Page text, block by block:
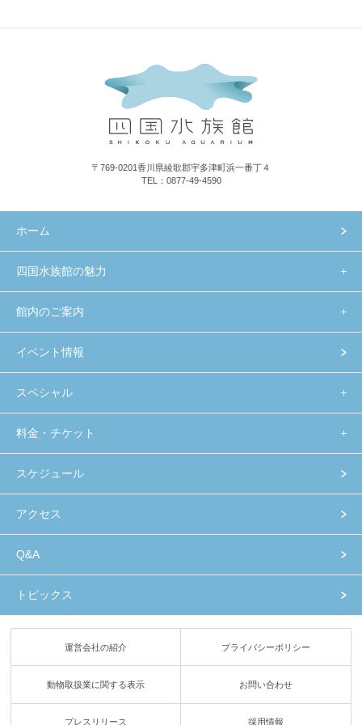
〒769-0201香川県綾歌郡宇多津町浜一番丁４
TEL：0877-49-4590
ホーム
四国水族館の魅力
館内のご案内
イベント情報
スペシャル
料金・チケット
スケジュール
アクセス
Q&A
トピックス
運営会社の紹介 プライバシーポリシー
動物取扱業に関する表示 お問い合わせ
プレスリリース 採用情報